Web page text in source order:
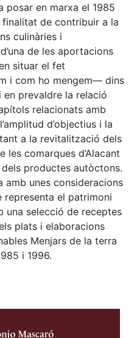
posar en marxa el 1985
finalitat de contribuir a la
culinàries i
de les aportacions
situar el fet
i com ho mengem— dins
en prevaldre la relació
relacionats amb
d’objectius i la
a la revitalització dels
les comarques d’Alacant
productes autòctons.
amb unes consideracions
el patrimoni
una selecció de receptes
plats i elaboracions
Menjars de la terra
i 1996.